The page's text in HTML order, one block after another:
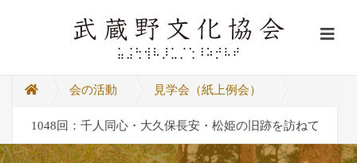
会の活動 見学会（紙上例会）
1048回：千人同心・大久保長安・松姫の旧跡を訪ねて